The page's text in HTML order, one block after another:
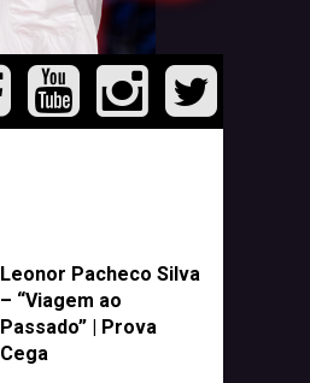
Leonor Pacheco Silva
– “Viagem ao
Passado” | Prova
Cega